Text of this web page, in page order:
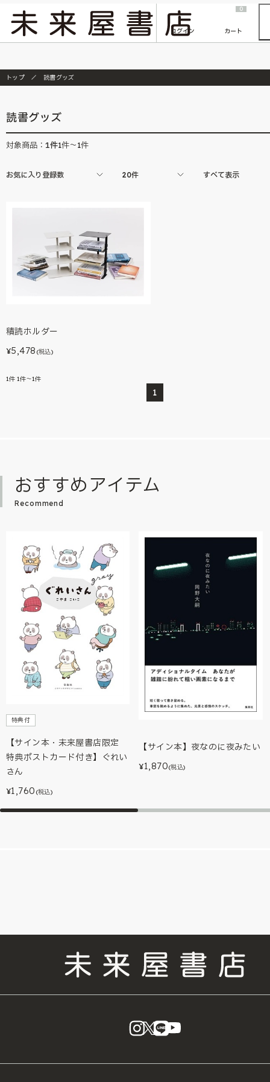
『ONE PIECE magazine 021 ONE PIECEカード付き同梱版』発売延期のご案内
ログイン
0
カート
トップ 読書グッズ
読書グッズ
対象商品： 1件1件～1件
お気に入り登録数 20件 すべて表示
積読ホルダー
¥5,478 (税込)
1件 1件～1件
1
おすすめアイテム
Recommend
特典付
【サイン本・未来屋書店限定
特典ポストカード付き】ぐれい
さん
¥1,760 (税込)
【サイン本】夜なのに夜みたい
¥1,870(税込)
instagram
X LINE